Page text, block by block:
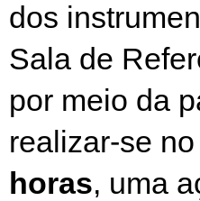
dos
Sala de
por meio da
realizar-se
horas, uma